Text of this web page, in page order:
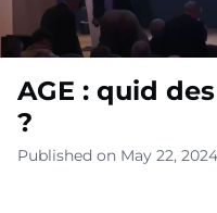
AGE : quid
?
Published on May 22, 2024